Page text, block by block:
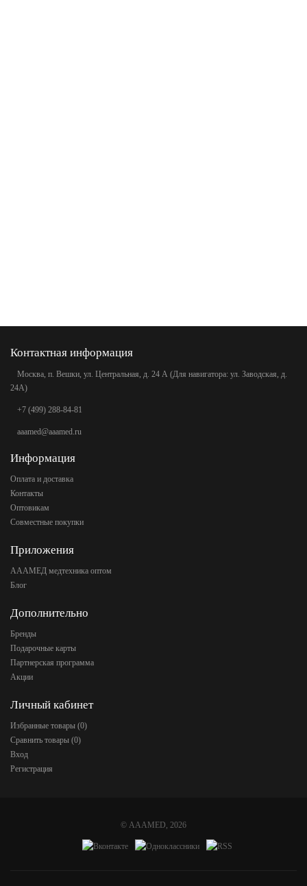
Контактная информация
Москва, п. Вешки, ул. Центральная, д. 24 А (Для навигатора: ул. Заводская, д.
24А)
+7 (499) 288-84-81
aaamed@aaamed.ru
Информация
Оплата и доставка
Контакты
Оптовикам
Совместные покупки
Приложения
АААМЕД медтехника оптом
Блог
Дополнительно
Бренды
Подарочные карты
Партнерская программа
Акции
Личный кабинет
Избранные товары (0)
Сравнить товары (0)
Вход
Регистрация
© AAAMED, 2026